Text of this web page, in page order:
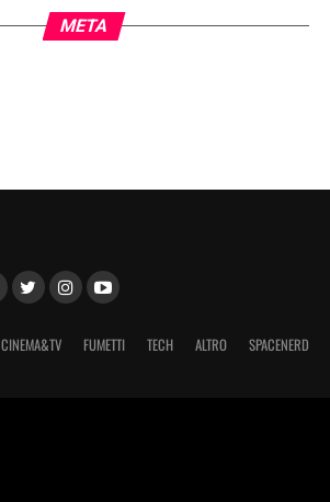
META
CINEMA&TV FUMETTI TECH ALTRO SPACENERD